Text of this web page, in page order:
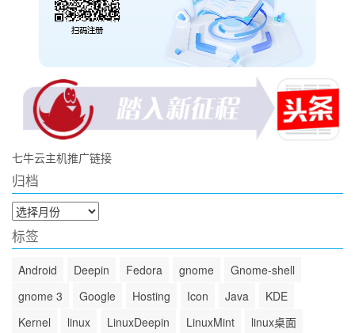
七牛云主机推广链接
归档
归
档
标签
Android Deepin Fedora gnome
Gnome-shell
gnome 3
Google Hosting Icon Java
KDE
Kernel
linux LinuxDeepin LinuxMint
linux桌面